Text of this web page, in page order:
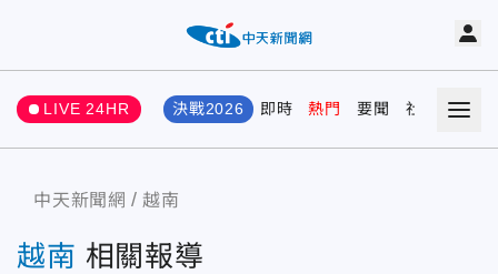
LIVE 24HR 決戰2026 即時 熱門 要聞 社會 娛樂
中天新聞網 越南
越南 相關報導